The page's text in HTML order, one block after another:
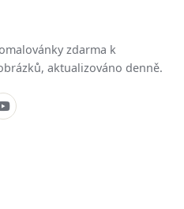
zdarma k
aktualizováno denně.